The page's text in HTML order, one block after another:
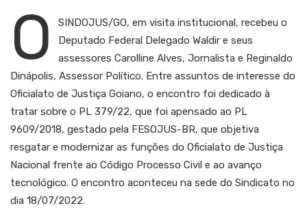
O
SINDOJUS/GO, em visita institucional, recebeu o
Deputado Federal Delegado Waldir e seus
assessores Carolline Alves, Jornalista e Reginaldo
Dinápolis, Assessor Político. Entre assuntos de interesse do
Oficialato de Justiça Goiano, o encontro foi dedicado à
tratar sobre o PL 379/22, que foi apensado ao PL
9609/2018, gestado pela FESOJUS-BR, que objetiva
resgatar e modernizar as funções do Oficialato de Justiça
Nacional frente ao Código Processo Civil e ao avanço
tecnológico. O encontro aconteceu na sede do Sindicato no
dia 18/07/2022.